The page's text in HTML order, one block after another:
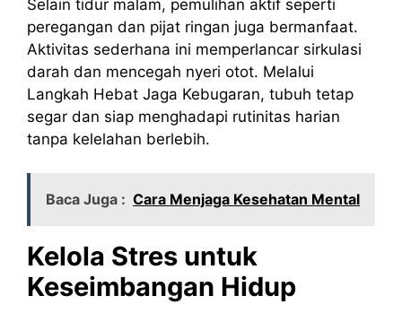
Selain tidur malam, pemulihan aktif seperti
peregangan dan pijat ringan juga bermanfaat.
Aktivitas sederhana ini memperlancar sirkulasi
darah dan mencegah nyeri otot. Melalui
Langkah Hebat Jaga Kebugaran, tubuh tetap
segar dan siap menghadapi rutinitas harian
tanpa kelelahan berlebih.
Baca Juga : Cara Menjaga Kesehatan Mental
Kelola Stres untuk
Keseimbangan Hidup